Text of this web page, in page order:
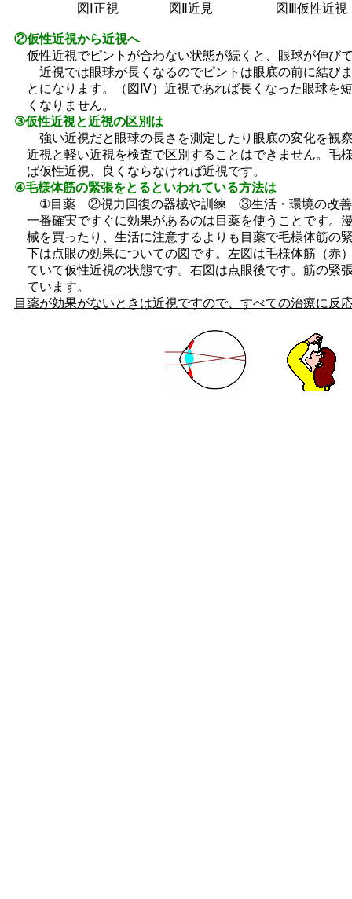
図Ⅰ正視 図Ⅱ近見 図Ⅲ仮性近
②仮性近視から近視へ
仮性近視でピントが合わない状態が続くと、眼球が伸び
近視では眼球が長くなるのでピントは眼底の前に結び
とにな ります。（図Ⅳ）近視であれば長くなった眼球を
くなりません。
③仮性近視と近視の区別は
強い近視だと眼球の長さを測定したり眼底の変化を観
近視と軽い近視を検査で区別することはできません。毛
ば仮性近視、良くならなければ近視です。
④毛様体筋の緊張をとるといわれている方法は
①目薬 ②視力回復の器械や訓練 ③生活・環境の改善
一番確実ですぐに効果があるのは目薬を使うことです。
械を買ったり、生活に注意するよりも目薬で毛様体筋の
下は点眼の効果についての図です。左図は毛様体筋（赤
ていて仮性近視の状態です。右図は点眼後です。筋の緊
ています。
目薬が効果がないときは近視ですので、すべての治療に反